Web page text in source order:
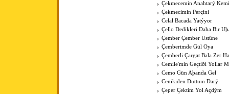
Çekmecemin Anahtarý
Çekmecimin Perçini
Celal Bacada Yatýyor
Çello Dedikleri Daha Bir
Çember Çember Üstüne
Çemberimde Gül Oya
Çemberli Çargat Bala Zer
Cemile'min Geçtiði Yollar
Cemo Gün Aþanda Gel
Cenikiden Duttum Darý
Çeper Çektim Yol Açdým